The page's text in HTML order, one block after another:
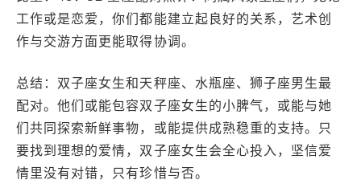
工作或是恋爱，你们都能建立起良好的关系，艺术创
作与交游方面更能取得协调。
总结：双子座女生和天秤座、水瓶座、狮子座男生最
配对。他们或能包容双子座女生的小脾气，或能与她
们共同探索新鲜事物，或能提供成熟稳重的支持。只
要找到理想的爱情，双子座女生会全心投入，坚信爱
情里没有对错，只有珍惜与否。